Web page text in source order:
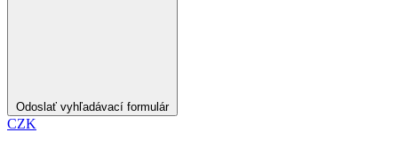
Odoslať vyhľadávací formulár
CZK